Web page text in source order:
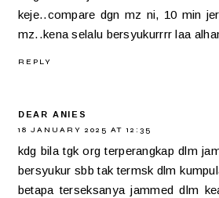
keje..compare dgn mz ni, 10 min
mz..kena selalu bersyukurrrr laa
REPLY
DEAR ANIES
18 JANUARY 2025 AT 12:35
kdg bila tgk org terperangkap dlm
bersyukur sbb tak termsk dlm
betapa terseksanya jammed dlm